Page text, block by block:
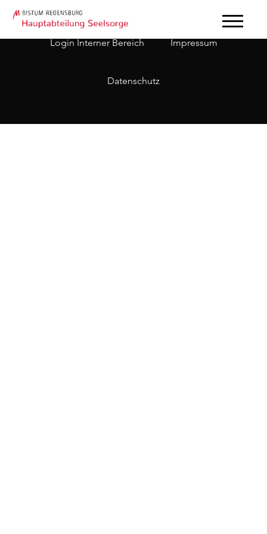
Login Interner Bereich Impressum
Datenschutz